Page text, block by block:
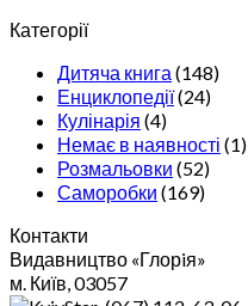
Категорії
Дитяча книга (148)
Енциклопедії(24)
Кулінарія (4)
Немає в наявності (1)
Розмальовки (52)
Саморобки (169)
Контакти
Видавництво «Глорiя»
м. Київ, 03057